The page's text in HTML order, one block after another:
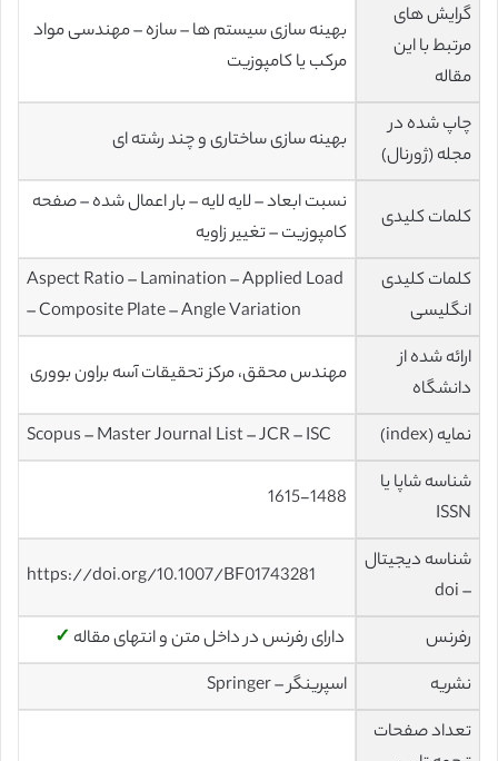
گرایش های
مرتبط با این
مقاله
بهینه سازی سیستم ها – سازه – مهندسی مواد
مرکب یا کامپوزیت
چاپ شده در
مجله (ژورنال)
بهینه سازی ساختاری و چند رشته ای
کلمات کلیدی
نسبت ابعاد – لایه لایه – بار اعمال شده – صفحه
کامپوزیت – تغییر زاویه
کلمات کلیدی
انگلیسی
Aspect Ratio – Lamination – Applied Load
– Composite Plate – Angle Variation
ارائه شده از
دانشگاه
مهندس محقق، مرکز تحقیقات آسه براون بووری
نمایه (index)
Scopus – Master Journal List – JCR – ISC
شناسه شاپا یا
ISSN
1615-1488
شناسه دیجیتال
– doi
https://doi.org/10.1007/BF01743281
رفرنس دارای رفرنس در داخل متن و انتهای مقاله ✓
نشریه
اسپرینگر – Springer
تعداد صفحات